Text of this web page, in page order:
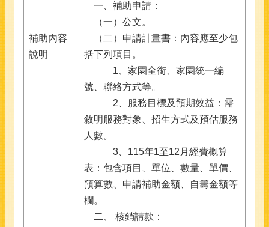
補助內容
說明
一、補助申請：
（一）公文。
（二）申請計畫書：內容應至少包
括下列項目。
1、家園全銜、家園統一編
號、聯絡方式等。
2、服務目標及預期效益：需
敘明服務對象、招生方式及預估服務
人數。
3、115年1至12月經費概算
表：包含項目、單位、數量、單價、
預算數、申請補助金額、自籌金額等
欄。
二
核銷請款：